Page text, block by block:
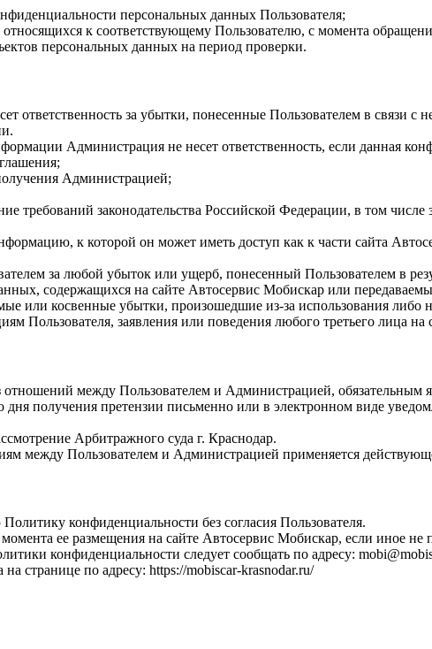
персональных данных Пользователя;
к соответствующему Пользователю, с момента
персональных данных на период проверки.
ответственность за убытки, понесенные Пользователем в связи
Администрация не несет ответственность, если данная
Администрацией;
требований законодательства Российской Федерации, в том
к которой он может иметь доступ как к части сайта
за любой убыток или ущерб, понесенный Пользователем в
содержащихся на сайте Автосервис Мобискар или
или косвенные убытки, произошедшие из-за использования либо
Пользователя, заявления или поведения любого третьего лица на
между Пользователем и Администрацией, обязательным
получения претензии письменно или в электронном виде
Арбитражного суда г. Краснодар.
между Пользователем и Администрацией применяется
конфиденциальности без согласия Пользователя.
ее размещения на сайте Автосервис Мобискар, если иное
конфиденциальности следует сообщать по адресу:
странице по адресу: https://mobiscar-krasnodar.ru/